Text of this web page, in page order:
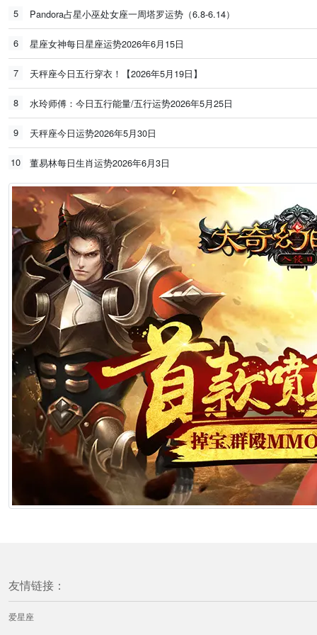
5 Pandora占星小巫处女座一周塔罗运势（6.8-6.14）
6 星座女神每日星座运势2026年6月15日
7 天秤座今日五行穿衣！【2026年5月19日】
8 水玲师傅：今日五行能量/五行运势2026年5月25日
9 天秤座今日运势2026年5月30日
10 董易林每日生肖运势2026年6月3日
友情链接：
爱星座